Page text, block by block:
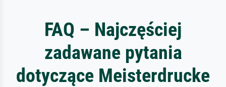
FAQ – Najczęściej
zadawane pytania
dotyczące Meisterdrucke